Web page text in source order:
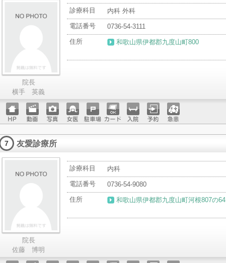
院長
横手 英義
診療科目
内科 外科
電話番号
0736-54-3111
住所
和歌山県伊都郡九度山町800
ホーム
ページ
動画 写真 女医 駐車場クレジ
ットカ
入院 予約 急患
7 友愛診療所
院長
佐藤 博明
診療科目
内科
電話番号
0736-54-9080
住所
和歌山県伊都郡九度山町河根807の64